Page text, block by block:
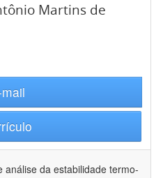
Martins de
análise da estabilidade termo-